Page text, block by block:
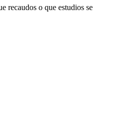
recaudos o que estudios se